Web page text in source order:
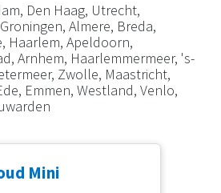
Den Haag, Utrecht,
Almere, Breda,
Haarlem, Apeldoorn,
Arnhem, Haarlemmermeer, 's-
Zwolle, Maastricht,
Emmen, Westland, Venlo,
Mini